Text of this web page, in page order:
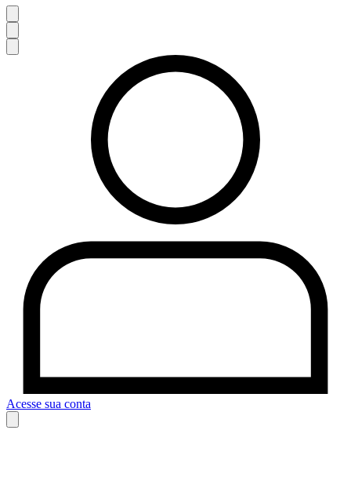
Acesse sua conta